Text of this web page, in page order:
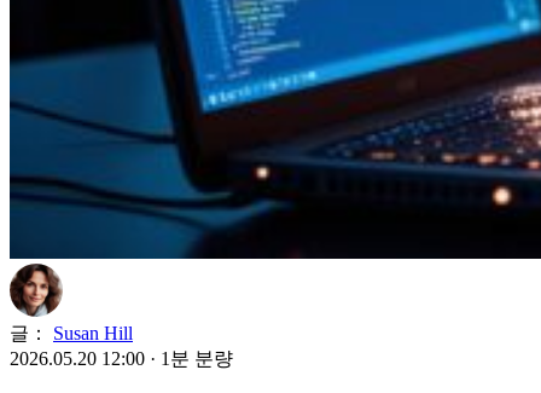
글：
Susan Hill
2026.05.20 12:00 · 1분 분량